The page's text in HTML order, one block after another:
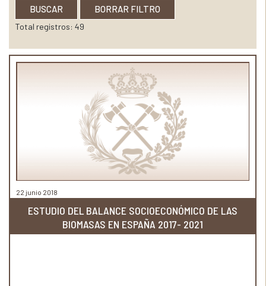
BUSCAR BORRAR FILTRO
Total registros: 49
22 junio 2018
ESTUDIO DEL BALANCE SOCIOECONÓMICO DE LAS
BIOMASAS EN ESPAÑA 2017- 2021